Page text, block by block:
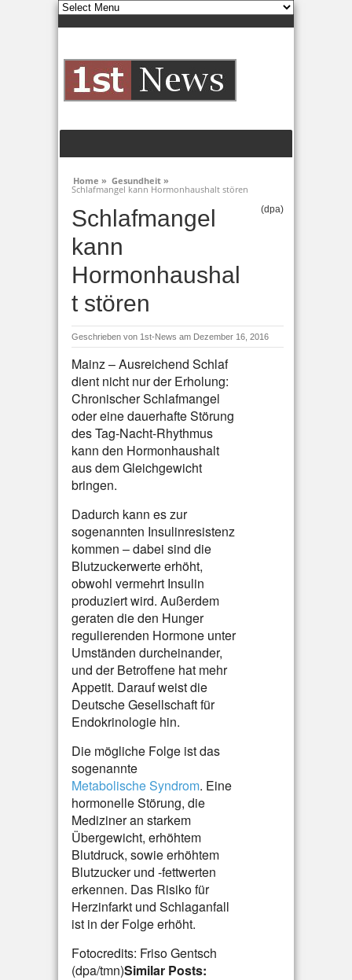
Home » Gesundheit »
Schlafmangel kann Hormonhaushalt stören
Schlafmangel
kann
Hormonhaushal
t stören
(dpa)
Geschrieben von 1st-News am Dezember 16, 2016
Mainz – Ausreichend Schlaf
dient nicht nur der Erholung:
Chronischer Schlafmangel
oder eine dauerhafte Störung
des Tag-Nacht-Rhythmus
kann den Hormonhaushalt
aus dem Gleichgewicht
bringen.
Dadurch kann es zur
sogenannten Insulinresistenz
kommen – dabei sind die
Blutzuckerwerte erhöht,
obwohl vermehrt Insulin
produziert wird. Außerdem
geraten die den Hunger
regulierenden Hormone unter
Umständen durcheinander,
und der Betroffene hat mehr
Appetit. Darauf weist die
Deutsche Gesellschaft für
Endokrinologie hin.
Die mögliche Folge ist das
sogenannte
Metabolische Syndrom. Eine
hormonelle Störung, die
Mediziner an starkem
Übergewicht, erhöhtem
Blutdruck, sowie erhöhtem
Blutzucker und -fettwerten
erkennen. Das Risiko für
Herzinfarkt und Schlaganfall
ist in der Folge erhöht.
Fotocredits: Friso Gentsch
(dpa/tmn)Similar Posts: